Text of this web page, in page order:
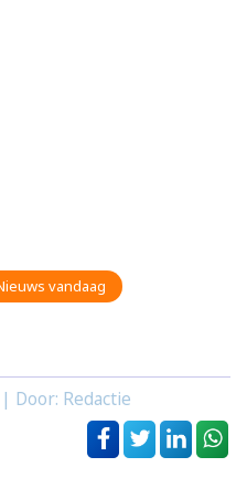
vandaag
Door: Redactie